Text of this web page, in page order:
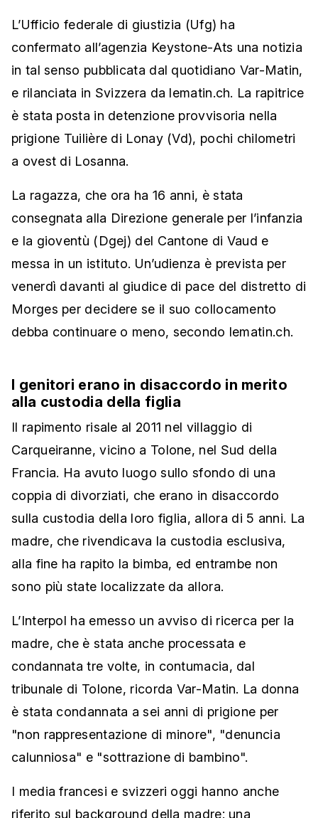
L’Ufficio federale di giustizia (Ufg) ha
confermato all’agenzia Keystone-Ats una notizia
in tal senso pubblicata dal quotidiano Var-Matin,
e rilanciata in Svizzera da lematin.ch. La rapitrice
è stata posta in detenzione provvisoria nella
prigione Tuilière di Lonay (Vd), pochi chilometri
a ovest di Losanna.
La ragazza, che ora ha 16 anni, è stata
consegnata alla Direzione generale per l’infanzia
e la gioventù (Dgej) del Cantone di Vaud e
messa in un istituto. Un’udienza è prevista per
venerdì davanti al giudice di pace del distretto di
Morges per decidere se il suo collocamento
debba continuare o meno, secondo lematin.ch.
I genitori erano in disaccordo in merito
alla custodia della figlia
Il rapimento risale al 2011 nel villaggio di
Carqueiranne, vicino a Tolone, nel Sud della
Francia. Ha avuto luogo sullo sfondo di una
coppia di divorziati, che erano in disaccordo
sulla custodia della loro figlia, allora di 5 anni. La
madre, che rivendicava la custodia esclusiva,
alla fine ha rapito la bimba, ed entrambe non
sono più state localizzate da allora.
L’Interpol ha emesso un avviso di ricerca per la
madre, che è stata anche processata e
condannata tre volte, in contumacia, dal
tribunale di Tolone, ricorda Var-Matin. La donna
è stata condannata a sei anni di prigione per
"non rappresentazione di minore", "denuncia
calunniosa" e "sottrazione di bambino".
I media francesi e svizzeri oggi hanno anche
riferito sul background della madre: una